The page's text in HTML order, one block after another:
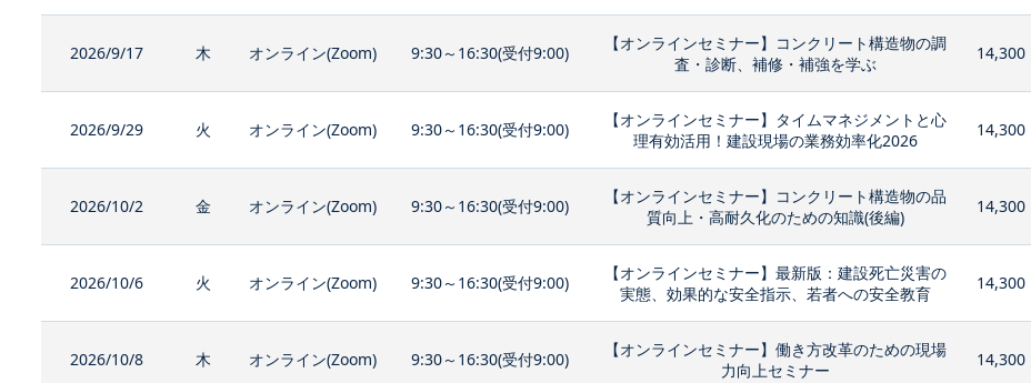
2026/9/17 木 オンライン(Zoom) 9:30～16:30(受付9:00)
【オンラインセミナー】コンクリート構造物の調
査・診断、補修・補強を学ぶ
14,300
2026/9/29 火 オンライン(Zoom) 9:30～16:30(受付9:00)
【オンラインセミナー】タイムマネジメントと心
理有効活用！建設現場の業務効率化2026
14,300
2026/10/2 金 オンライン(Zoom) 9:30～16:30(受付9:00)
【オンラインセミナー】コンクリート構造物の品
質向上・高耐久化のための知識(後編)
14,300
2026/10/6 火 オンライン(Zoom) 9:30～16:30(受付9:00)
【オンラインセミナー】最新版：建設死亡災害の
実態、効果的な安全指示、若者への安全教育
14,300
2026/10/8 木 オンライン(Zoom) 9:30～16:30(受付9:00)
【オンラインセミナー】働き方改革のための現場
力向上セミナー
14,300